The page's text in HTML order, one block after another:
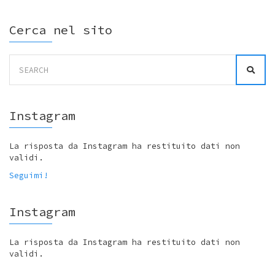
Cerca nel sito
for:
Instagram
La risposta da Instagram ha restituito dati non
validi.
Seguimi!
Instagram
La risposta da Instagram ha restituito dati non
validi.